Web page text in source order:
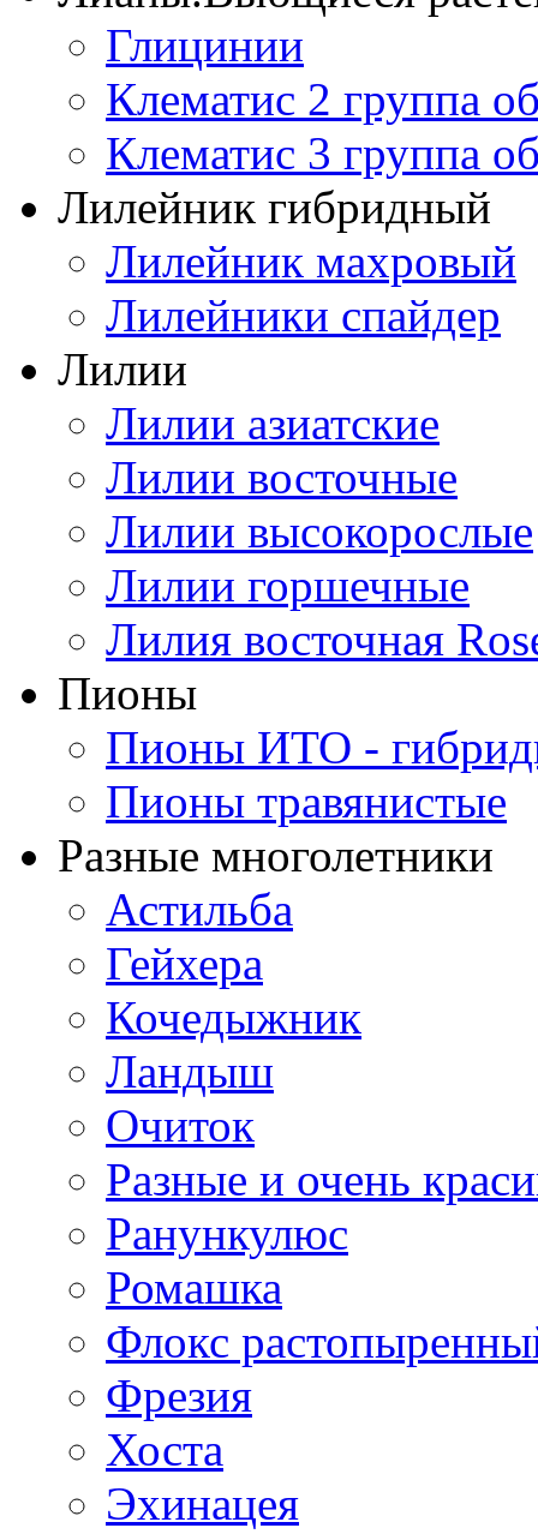
Глицинии
Клематис 2 группа
Клематис 3 группа
Лилейник гибридный
Лилейник махровый
Лилейники спайдер
Лилии
Лилии азиатские
Лилии восточные
Лилии высокорослые
Лилии горшечные
Лилия восточная
Пионы
Пионы ИТО -
Пионы травянистые
Разные многолетники
Астильба
Гейхера
Кочедыжник
Ландыш
Очиток
Разные и очень
Ранункулюс
Ромашка
Флокс
Фрезия
Хоста
Эхинацея